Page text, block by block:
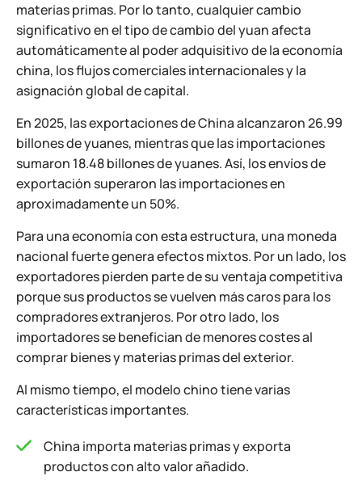
materias primas. Por lo tanto, cualquier cambio
significativo en el tipo de cambio del yuan afecta
automáticamente al poder adquisitivo de la economía
china, los flujos comerciales internacionales y la
asignación global de capital.
En 2025, las exportaciones de China alcanzaron 26.99
billones de yuanes, mientras que las importaciones
sumaron 18.48 billones de yuanes. Así, los envíos de
exportación superaron las importaciones en
aproximadamente un 50%.
Para una economía con esta estructura, una moneda
nacional fuerte genera efectos mixtos. Por un lado, los
exportadores pierden parte de su ventaja competitiva
porque sus productos se vuelven más caros para los
compradores extranjeros. Por otro lado, los
importadores se benefician de menores costes al
comprar bienes y materias primas del exterior.
Al mismo tiempo, el modelo chino tiene varias
características importantes.
China importa materias primas y exporta
productos con alto valor añadido.